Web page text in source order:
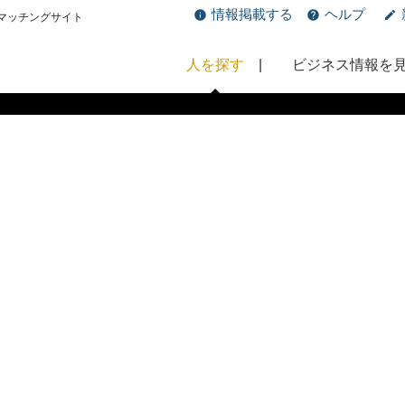
ッチングサイト
人を探す ビジネス情報を
情報掲載する ヘルプ